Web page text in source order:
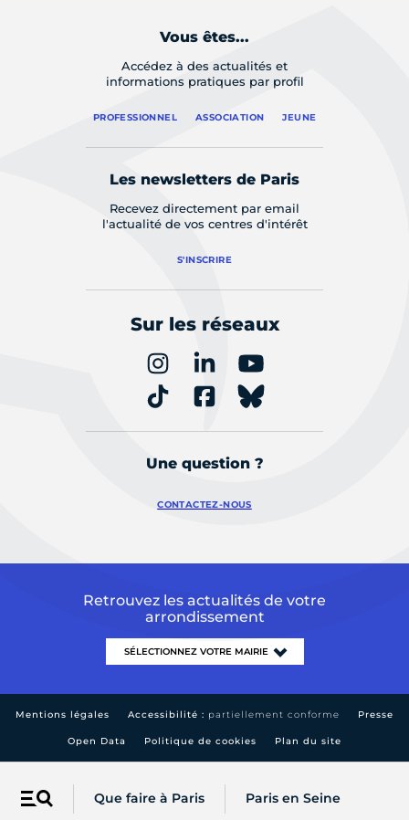
Menu Que faire à Paris Paris en Seine
Vous êtes...
Accédez à des actualités et
informations pratiques par profil
PROFESSIONNEL ASSOCIATION JEUNE
Les newsletters de Paris
Recevez directement par email
l'actualité de vos centres d'intérêt
S'INSCRIRE
Sur les réseaux
Une question ?
CONTACTEZ-NOUS
Retrouvez les actualités de votre
arrondissement
Mentions légales Accessibilité : partiellement conforme Presse
Open Data Politique de cookies Plan du site